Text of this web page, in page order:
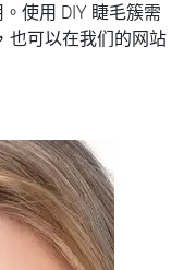
使用 DIY 睫毛簇需
也可以在我们的网站